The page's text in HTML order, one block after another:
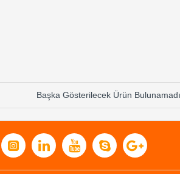
Başka Gösterilecek Ürün